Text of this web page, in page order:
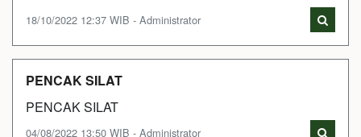
18/10/2022 12:37 WIB - Administrator
PENCAK SILAT
PENCAK SILAT
04/08/2022 13:50 WIB - Administrator